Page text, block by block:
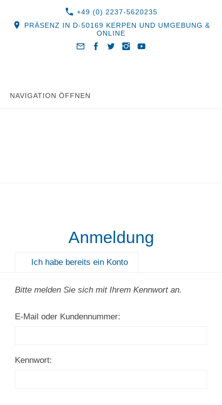
+49 (0) 2237-5620235
PRÄSENZ IN D-50169 KERPEN UND UMGEBUNG &
ONLINE
NAVIGATION ÖFFNEN
Anmeldung
Ich habe bereits ein Konto
Bitte melden Sie sich mit Ihrem Kennwort an.
E-Mail oder Kundennummer:
Kennwort: